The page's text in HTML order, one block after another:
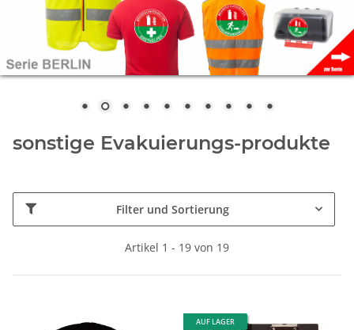
sonstige Evakuierungs-produkte
Filter und Sortierung
Artikel 1 - 19 von 19
AUF LAGER